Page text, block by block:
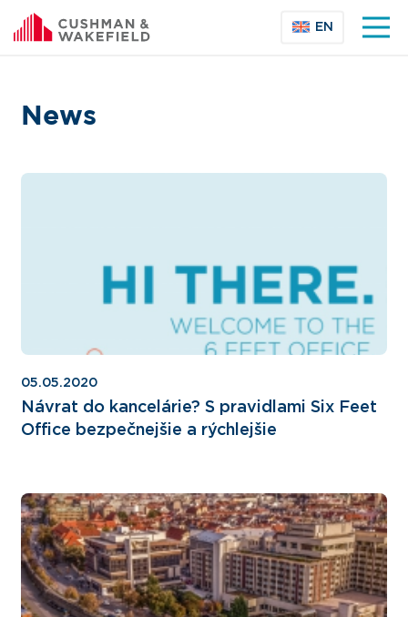
EN
News
05.05.2020
Návrat do kancelárie? S pravidlami Six Feet
Office bezpečnejšie a rýchlejšie